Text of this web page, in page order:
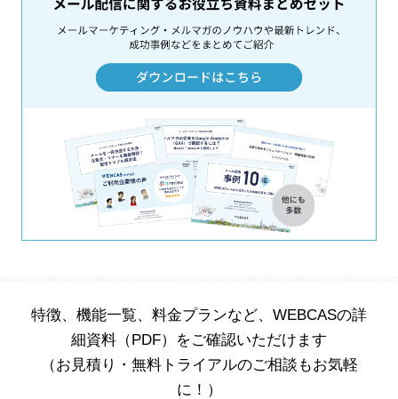
特徴、機能一覧、料金プランなど、WEBCASの詳
細資料（PDF）をご確認いただけます
（お見積り・無料トライアルのご相談もお気軽
に！）